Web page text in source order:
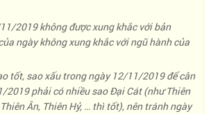
2019 không được xung khắc với bản
ngày không xung khắc với ngũ hành của
tốt, sao xấu trong ngày 12/11/2019 để cân
2019 phải có nhiều sao Đại Cát (như Thiên
Ân, Thiên Hỷ, … thì tốt), nên tránh ngày